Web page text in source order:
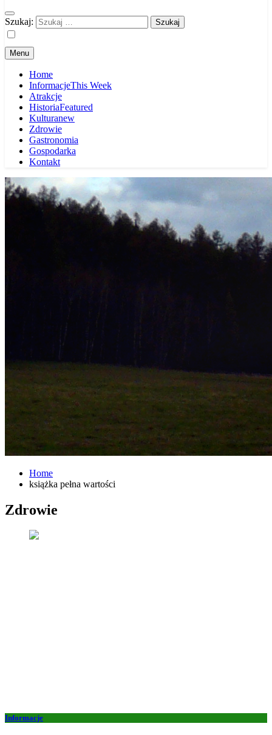
Szukaj:
Menu
Home
InformacjeThis Week
Atrakcje
HistoriaFeatured
Kulturanew
Zdrowie
Gastronomia
Gospodarka
Kontakt
Home
książka pełna wartości
Zdrowie
Informacje